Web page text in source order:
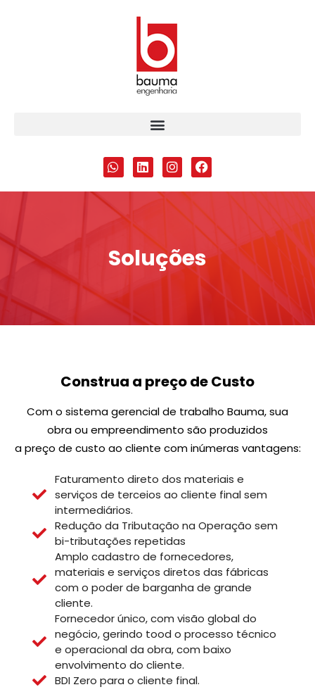
Soluções
Construa a preço de Custo
Com o sistema gerencial de trabalho Bauma, sua
obra ou empreendimento são produzidos
a preço de custo ao cliente com inúmeras vantagens:
Faturamento direto dos materiais e
serviços de terceios ao cliente final sem
intermediários.
Redução da Tributação na Operação sem
bi-tributações repetidas
Amplo cadastro de fornecedores,
materiais e serviços diretos das fábricas
com o poder de barganha de grande
cliente.
Fornecedor único, com visão global do
negócio, gerindo tood o processo técnico
e operacional da obra, com baixo
envolvimento do cliente.
BDI Zero para o cliente final.